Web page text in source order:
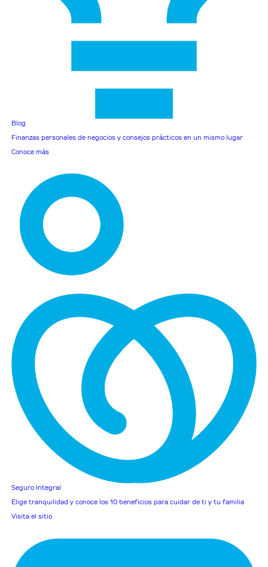
Blog
Finanzas personales de negocios y consejos prácticos en un mismo lugar
Conoce más
Seguro Integral
Elige tranquilidad y conoce los 10 beneficios para cuidar de ti y tu familia
Visita el sitio